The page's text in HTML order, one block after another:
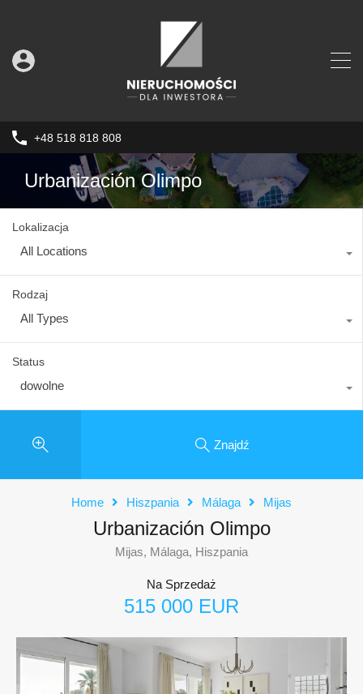
+48 518 818 808
Urbanización Olimpo
Lokalizacja
All Locations
Rodzaj
All Types
Status
dowolne
Znajdź
Home Hiszpania Málaga Mijas
Urbanización Olimpo
Mijas, Málaga, Hiszpania
Na Sprzedaż
515 000 EUR